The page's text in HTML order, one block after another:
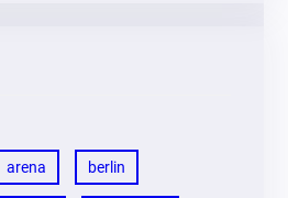
arena berlin